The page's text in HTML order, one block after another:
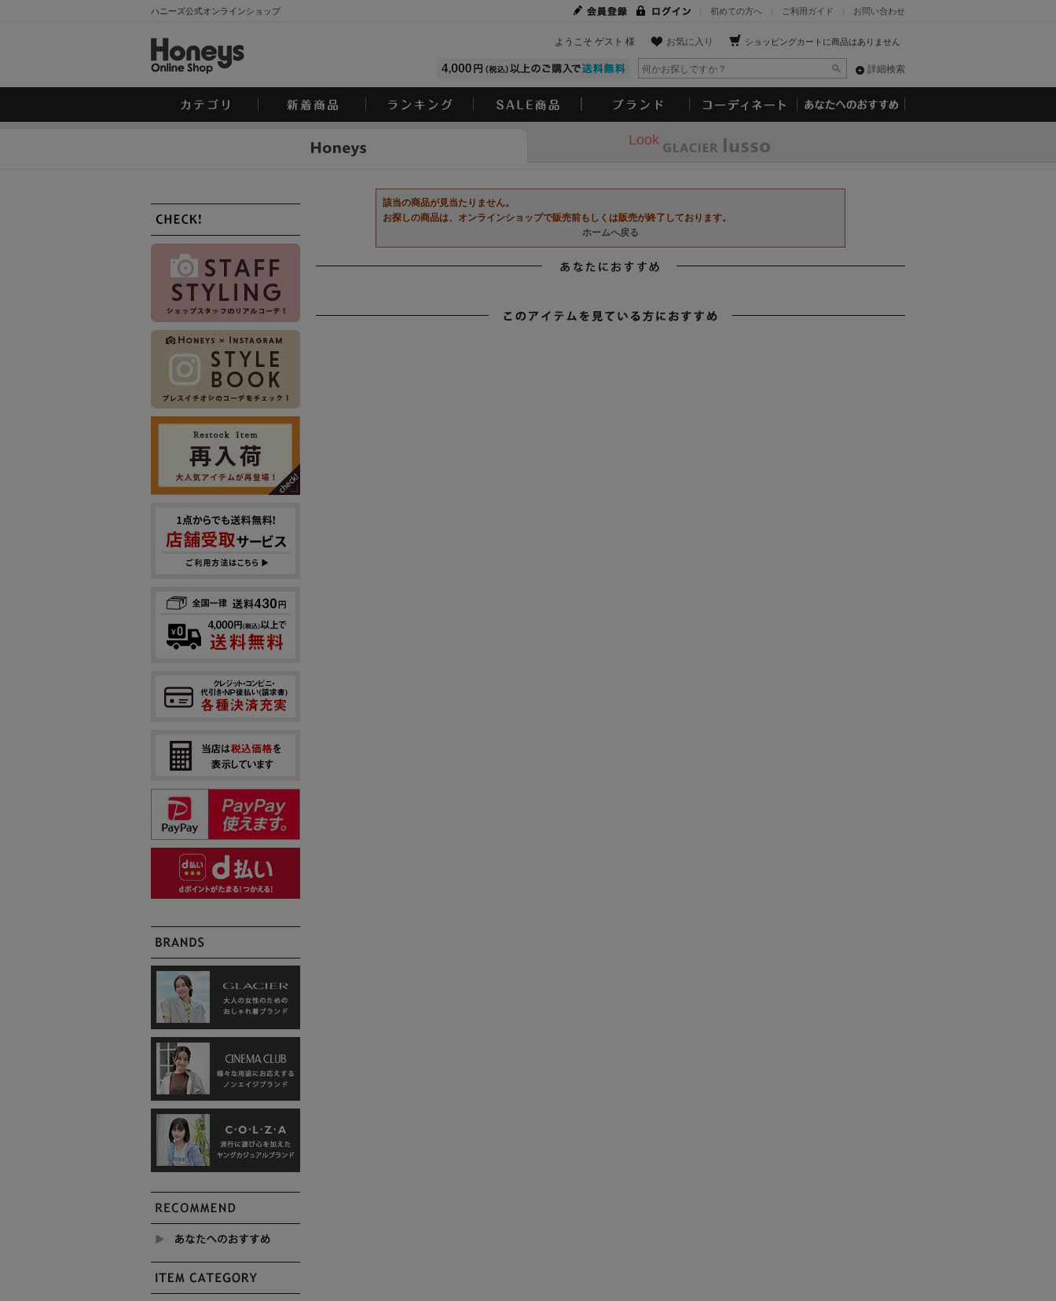
ハニーズ公式オンラインショップ お問い合わせ
ご利用ガイド
初めての方へ
ショッピングカートに商品はありません
お気に入り
ようこそ ゲスト 様
詳細検索
Look
該当の商品が見当たりません。
お探しの商品は、オンラインショップで販売前もしくは販売が終了しております。
ホームへ戻る